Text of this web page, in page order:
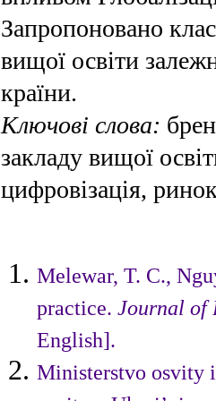
Запропоновано
вищої освіти
країни.
Ключові слова:
закладу вищої
цифровізація,
Melewar, T. C.,
practice. Journal of
English].
Ministerstvo osvity